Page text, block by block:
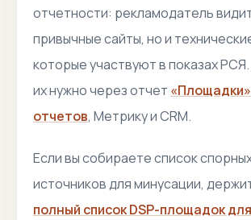
отчетности: рекламодатель
привычные сайты, но и
которые участвуют в показах
их нужно через отчет «Площадки»
отчетов, Метрику и CRM.
Если вы собираете список
источников для минусации,
полный список DSP-площадок